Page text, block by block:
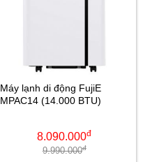
Máy lạnh di động FujiE
MPAC14 (14.000 BTU)
8.090.000đ
9.990.000đ